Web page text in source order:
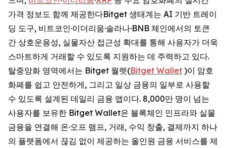
가격 정보도 함께 제공한다Bitget 생태계는 AI 기반 트레이
딩 도구, 비트코인·이더리움·솔라나·BNB 체인에서의 토큰
간 상호운용성, 실물자산 접근성 확대를 통해 사용자가 더욱
스마트하게 거래할 수 있도록 지원하는 데 주력하고 있다.
탈중앙화 영역에서는 Bitget 월렛(Bitget Wallet )이 암호
화폐를 쉽고 안전하게, 그리고 일상 금융의 일부로 사용할
수 있도록 설계된 데일리 금융 앱이다. 8,000만 명이 넘는
사용자를 보유한 Bitget Wallet은 블록체인 인프라와 실물
금융을 연결해 온·오프 램프, 거래, 수익 창출, 결제까지 하나
의 플랫폼에서 끊김 없이 제공하는 올인원 금융 서비스를 제